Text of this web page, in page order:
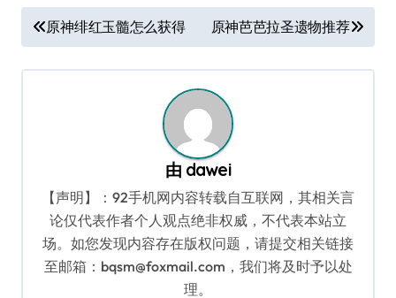
文
章
导
原神绯红玉髓怎么获得 原神芭芭拉圣遗物推荐
由 dawei
【声明】：92手机网内容转载自互联网，其相关言
论仅代表作者个人观点绝非权威，不代表本站立
场。如您发现内容存在版权问题，请提交相关链接
至邮箱：bqsm@foxmail.com，我们将及时予以处
理。